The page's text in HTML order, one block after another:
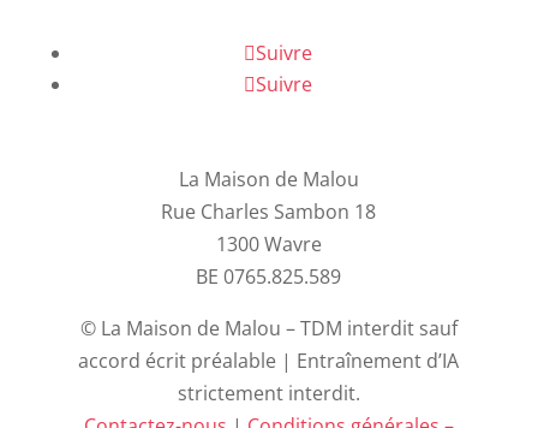
Suivre
Suivre
La Maison de Malou
Rue Charles Sambon 18
1300 Wavre
BE 0765.825.589
© La Maison de Malou – TDM interdit sauf
accord écrit préalable | Entraînement d’IA
strictement interdit.